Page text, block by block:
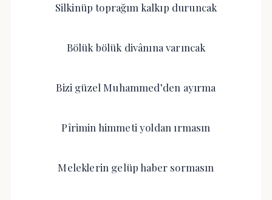
Silkinüp toprağım kalkıp duruncak
Bölük bölük divânına varıncak
Bizi güzel Muhammed’den ayırma
Pîrimin himmeti yoldan ırmasın
Meleklerin gelüp haber sormasın